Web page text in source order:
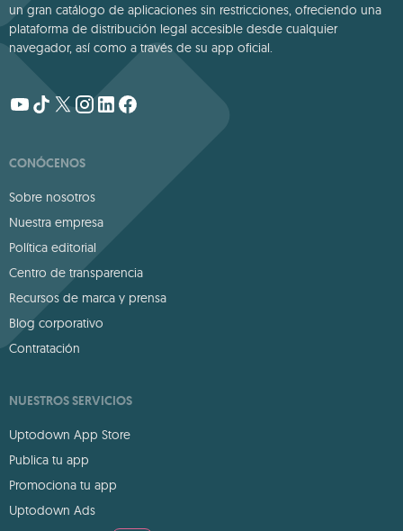
un gran catálogo de aplicaciones sin restricciones, ofreciendo una
plataforma de distribución legal accesible desde cualquier
navegador, así como a través de su app oficial.
CONÓCENOS
Sobre nosotros
Nuestra empresa
Política editorial
Centro de transparencia
Recursos de marca y prensa
Blog corporativo
Contratación
NUESTROS SERVICIOS
Uptodown App Store
Publica tu app
Promociona tu app
Uptodown Ads